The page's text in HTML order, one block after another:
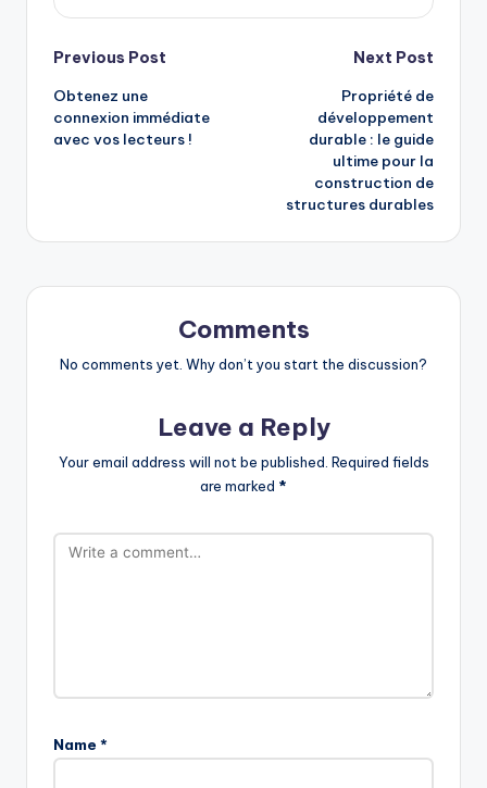
Post
navigation
Previous Post
Obtenez une
connexion immédiate
avec vos lecteurs !
Next Post
Propriété de
développement
durable : le guide
ultime pour la
construction de
structures durables
Comments
No comments yet. Why don’t you start the discussion?
Leave a Reply
Your email address will not be published. Required fields
are marked *
Name *